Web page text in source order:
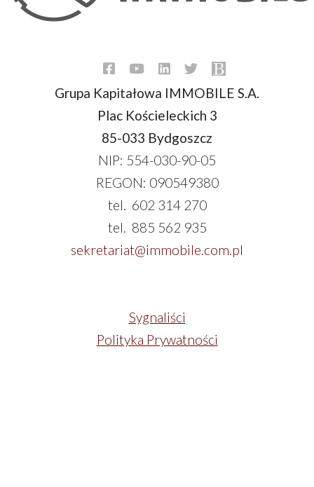
Grupa Kapitałowa IMMOBILE S.A.
Plac Kościeleckich 3
85-033 Bydgoszcz
NIP: 554-030-90-05
REGON: 090549380
tel. 602 314 270
tel. 885 562 935
sekretariat@immobile.com.pl
Sygnaliści
Polityka Prywatności